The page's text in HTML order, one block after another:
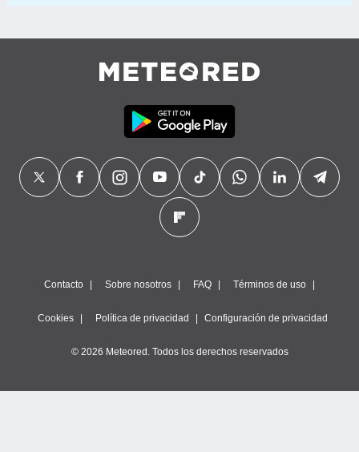
Contacto Sobre nosotros FAQ Términos de uso
Cookies Política de privacidad Configuración de privacidad
© 2026 Meteored. Todos los derechos reservados